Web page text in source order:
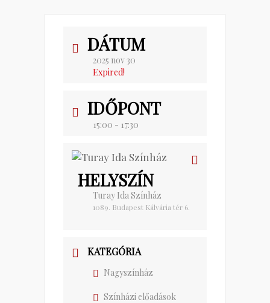
DÁTUM
2025 nov 30
Expired!
IDŐPONT
15:00 - 17:30
HELYSZÍN
Turay Ida Színház
1089. Budapest Kálvária tér 6.
KATEGÓRIA
Nagyszínház
Színházi előadások